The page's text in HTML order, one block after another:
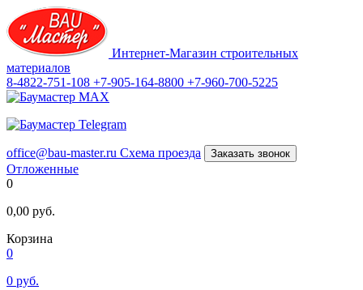
Интернет-Магазин строительных
материалов
8-4822-751-108 +7-905-164-8800 +7-960-700-5225
office@bau-master.ru Схема проезда Заказать звонок
Отложенные
0
0,00 руб.
Корзина
0
0 руб.